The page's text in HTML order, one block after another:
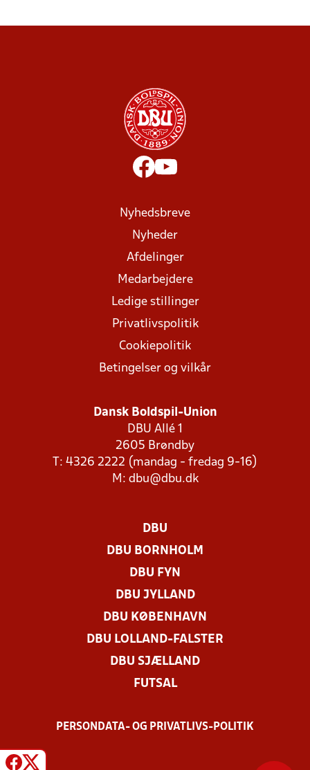
Nyhedsbreve
Nyheder
Afdelinger
Medarbejdere
Ledige stillinger
Privatlivspolitik
Cookiepolitik
Betingelser og vilkår
Dansk Boldspil-Union
DBU Allé 1
2605 Brøndby
T: 4326 2222 (mandag - fredag 9-16)
M: dbu@dbu.dk
DBU
DBU BORNHOLM
DBU FYN
DBU JYLLAND
DBU KØBENHAVN
DBU LOLLAND-FALSTER
DBU SJÆLLAND
FUTSAL
PERSONDATA- OG PRIVATLIVS-POLITIK